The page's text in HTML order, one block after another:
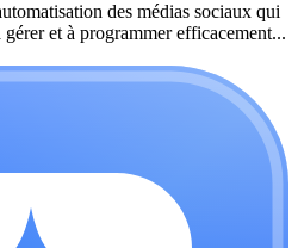
des médias sociaux qui
et à programmer efficacement...